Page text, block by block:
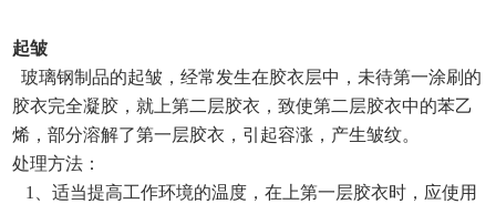
起皱
玻璃钢制品的起皱，经常发生在胶衣层中，未待第一涂刷的
胶衣完全凝胶，就上第二层胶衣，致使第二层胶衣中的苯乙
烯，部分溶解了第一层胶衣，引起容涨，产生皱纹。
处理方法：
1、适当提高工作环境的温度，在上第一层胶衣时，应使用